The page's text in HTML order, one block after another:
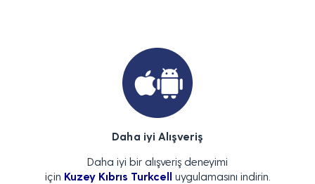
Daha iyi Alışveriş
Daha iyi bir alışveriş deneyimi
için Kuzey Kıbrıs Turkcell uygulamasını indirin.